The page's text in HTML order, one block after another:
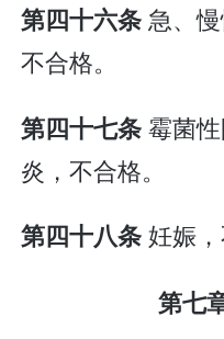
第四十六条急、
不合格。
第四十七条霉菌
炎，不合格。
第四十八条妊娠，
第七